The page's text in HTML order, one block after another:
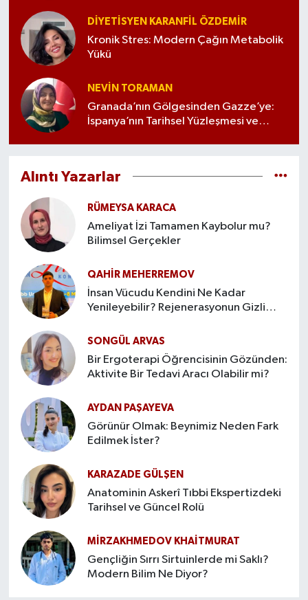
DIYETISYEN KARANFIL ÖZDEMİR
Kronik Stres: Modern Çağın Metabolik
Yükü
NEVIN TORAMAN
Granada’nın Gölgesinden Gazze’ye:
İspanya’nın Tarihsel Yüzleşmesi ve
Alıntı Yazarlar
RÜMEYSA KARACA
Ameliyat İzi Tamamen Kaybolur mu?
Bilimsel Gerçekler
QAHIR MEHERREMOV
İnsan Vücudu Kendini Ne Kadar
Yenileyebilir? Rejenerasyonun Gizli
SONGÜL ARVAS
Bir Ergoterapi Öğrencisinin Gözünden:
Aktivite Bir Tedavi Aracı Olabilir mi?
AYDAN PAŞAYEVA
Görünür Olmak: Beynimiz Neden Fark
Edilmek İster?
KARAZADE GÜLŞEN
Anatominin Askerî Tıbbi Ekspertizdeki
Tarihsel ve Güncel Rolü
MIRZAKHMEDOV KHAİTMURAT
Gençliğin Sırrı Sirtuinlerde mi Saklı?
Modern Bilim Ne Diyor?